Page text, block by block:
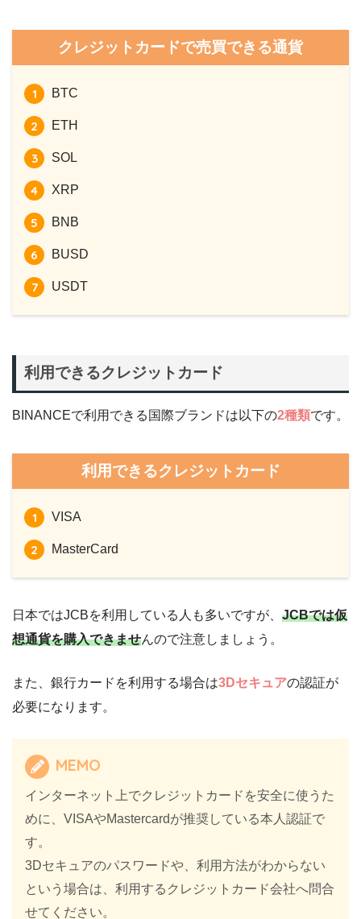
クレジットカードで売買できる通貨
BTC
ETH
SOL
XRP
BNB
BUSD
USDT
利用できるクレジットカード
BINANCEで利用できる国際ブランドは以下の2種類です。
利用できるクレジットカード
VISA
MasterCard
日本ではJCBを利用している人も多いですが、 JCBでは仮
想通貨を購入できませんので注意しましょう。
また、銀行カードを利用する場合は3Dセキュアの認証が
必要になります。
MEMO
インターネット上でクレジットカードを安全に使うた
めに、VISAやMastercardが推奨している本人認証で
す。
3Dセキュアのパスワードや、利用方法がわからない
という場合は、利用するクレジットカード会社へ問合
せてください。